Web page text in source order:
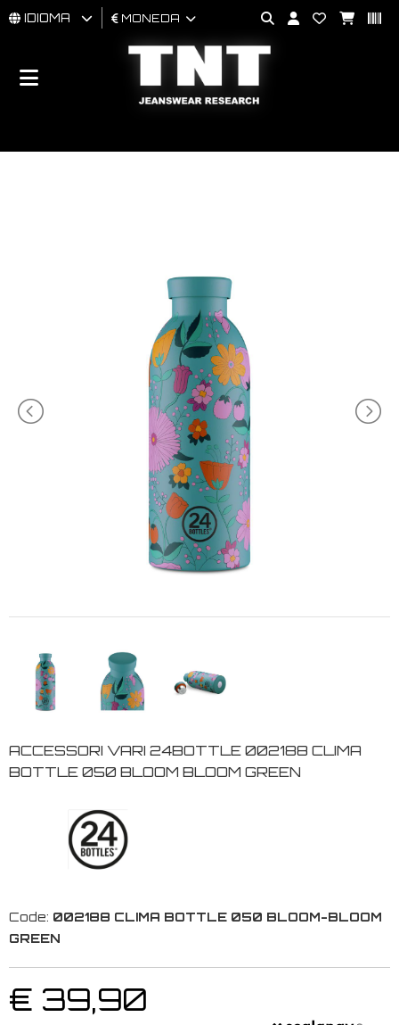
HOMBRES
BRAND
IDIOMA MONEDA
ACCESSORI VARI 24BOTTLE 002188 CLIMA
BOTTLE 050 BLOOM BLOOM GREEN
Code: 002188 CLIMA BOTTLE 050 BLOOM-BLOOM
GREEN
€ 39,90